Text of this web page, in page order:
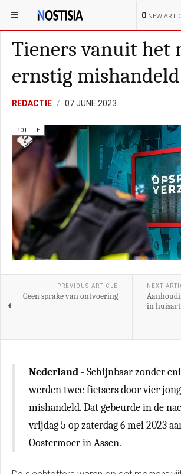
0 NEW
YOU ARE HERE: NEDERLAND POLITIE
Tieners vanuit het
ernstig mishandeld
REDACTIE 07 JUNE 2023
POLITIE
PREVIOUS ARTICLE
Geen sprake van ontvoering
NEXT
in
Nederland - Schijnbaar zonder
werden twee fietsers door vier
mishandeld. Dat gebeurde in de
vrijdag 5 op zaterdag 6 mei 2023
Oostermoer in Assen.